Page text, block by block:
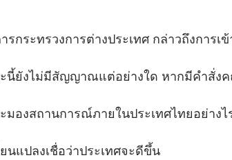
ระทรวงการต่างประเทศ กล่าวถึงการเข้
นี้ยังไม่มีสัญญาณแต่อย่างใด หากมีคำสั่ง
องสถานการณ์ภายในประเทศไทยอย่างไ
แปลงเชื่อว่าประเทศจะดีขึ้น